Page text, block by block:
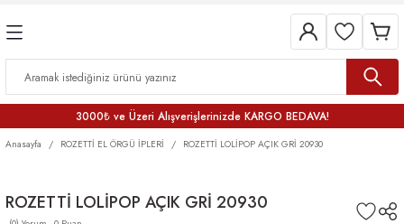
3000₺ ve Üzeri Alışverişlerinizde KARGO BEDAVA!
Anasayfa ROZETTİ EL ÖRGÜ İPLERİ ROZETTİ LOLİPOP AÇIK GRİ 20930
ROZETTİ LOLİPOP AÇIK GRİ 20930